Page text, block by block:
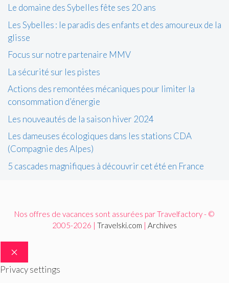
Le domaine des Sybelles fête ses 20 ans
Les Sybelles : le paradis des enfants et des amoureux de la
glisse
Focus sur notre partenaire MMV
La sécurité sur les pistes
Actions des remontées mécaniques pour limiter la
consommation d’énergie
Les nouveautés de la saison hiver 2024
Les dameuses écologiques dans les stations CDA
(Compagnie des Alpes)
5 cascades magnifiques à découvrir cet été en France
Nos offres de vacances sont assurées par Travelfactory - ©
2005-2026 | Travelski.com | Archives
FERMER
Privacy settings